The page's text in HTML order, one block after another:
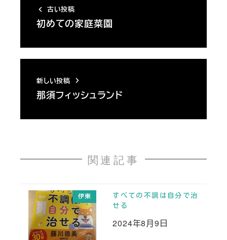
古い投稿
初めての家庭菜園
新しい投稿
那須フィッシュランド
関連記事
伊東
すべての不調は自分で治
せる
投稿日
2024年8月9日